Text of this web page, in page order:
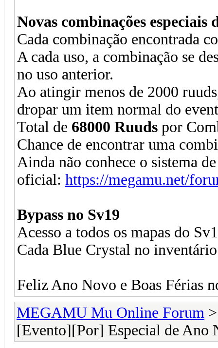
Novas combinações
Cada combinação encontrada
A cada uso, a combinação se
no uso anterior.
Ao atingir menos de 2000
dropar um item normal do
Total de 68000 Ruuds por
Chance de encontrar uma
Ainda não conhece o sistema
oficial: https://megamu.net/
Bypass no Sv19
Acesso a todos os mapas do
Cada Blue Crystal no
Feliz Ano Novo e Boas Férias
MEGAMU Mu Online Forum
[Evento][Por] Especial de Ano